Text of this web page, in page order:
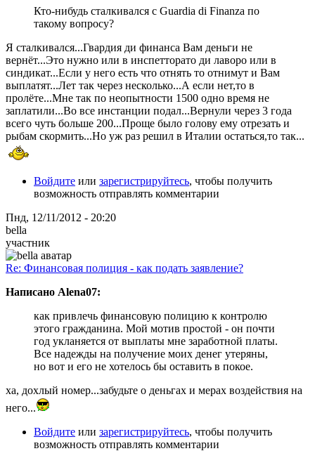
Кто-нибудь сталкивался с Guardia di Finanza по
такому вопросу?
Я сталкивался...Гвардия ди финанса Вам деньги не
вернёт...Это нужно или в инспетторато ди лаворо или в
синдикат...Если у него есть что отнять то отнимут и Вам
выплатят...Лет так через несколько...А если нет,то в
пролёте...Мне так по неопытности 1500 одно время не
заплатили...Во все инстанции подал...Вернули через 3 года
всего чуть больше 200...Проще было голову ему отрезать и
рыбам скормить...Но уж раз решил в Италии остаться,то так...
Войдите или зарегистрируйтесь, чтобы получить
возможность отправлять комментарии
Пнд, 12/11/2012 - 20:20
bella
участник
Re: Финансовая полиция - как подать заявление?
Написано Alena07:
как привлечь финансовую полицию к контролю
этого гражданина. Мой мотив простой - он почти
год укланяется от выплаты мне заработной платы.
Все надежды на получение моих денег утеряны,
но вот и его не хотелось бы оставить в покое.
ха, дохлый номер...забудьте о деньгах и мерах воздействия на
него...
Войдите или зарегистрируйтесь, чтобы получить
возможность отправлять комментарии